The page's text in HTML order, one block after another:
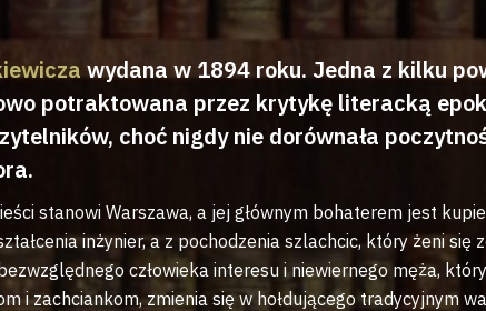
wydana w 1894 roku. Jedna z kilku
potraktowana przez krytykę literacką
choć nigdy nie dorównała
stanowi Warszawa, a jej głównym bohaterem jest
inżynier, a z pochodzenia szlachcic, który żeni się
człowieka interesu i niewiernego męża,
i zachciankom, zmienia się w hołdującego tradycyjnym